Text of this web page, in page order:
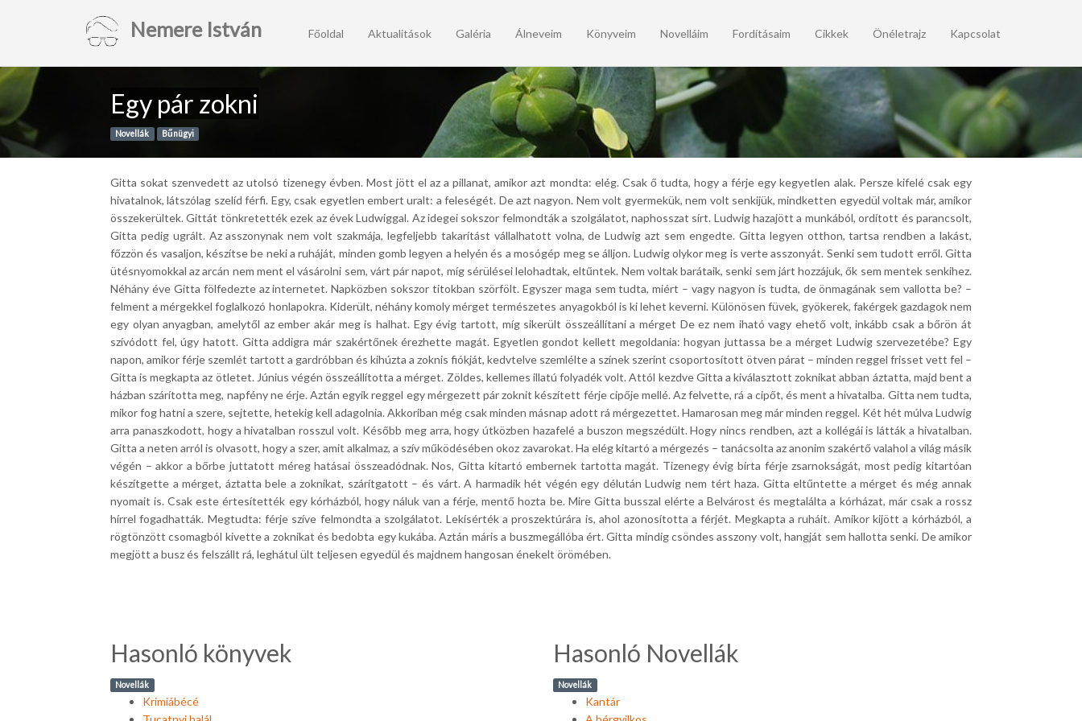
Nemere István Főoldal Aktualitások Galéria Álneveim Könyveim Novelláim Fordításaim Cikkek Önéletrajz Kapcsolat
Egy pár zokni
Novellák Bűnügyi
Gitta sokat szenvedett az utolsó tizenegy évben. Most jött el az a pillanat, amikor azt mondta: elég. Csak ő tudta, hogy a férje egy kegyetlen alak. Persze kifelé csak egy
hivatalnok, látszólag szelíd férfi. Egy, csak egyetlen embert uralt: a feleségét. De azt nagyon. Nem volt gyermekük, nem volt senkijük, mindketten egyedül voltak már, amikor
összekerültek. Gittát tönkretették ezek az évek Ludwiggal. Az idegei sokszor felmondták a szolgálatot, naphosszat sírt. Ludwig hazajött a munkából, ordított és parancsolt,
Gitta pedig ugrált. Az asszonynak nem volt szakmája, legfeljebb takarítást vállalhatott volna, de Ludwig azt sem engedte. Gitta legyen otthon, tartsa rendben a lakást,
főzzön és vasaljon, készítse be neki a ruháját, minden gomb legyen a helyén és a mosógép meg se álljon. Ludwig olykor meg is verte asszonyát. Senki sem tudott erről. Gitta
ütésnyomokkal az arcán nem ment el vásárolni sem, várt pár napot, míg sérülései lelohadtak, eltűntek. Nem voltak barátaik, senki sem járt hozzájuk, ők sem mentek senkihez.
Néhány éve Gitta fölfedezte az internetet. Napközben sokszor titokban szörfölt. Egyszer maga sem tudta, miért – vagy nagyon is tudta, de önmagának sem vallotta be? –
felment a mérgekkel foglalkozó honlapokra. Kiderült, néhány komoly mérget természetes anyagokból is ki lehet keverni. Különösen füvek, gyökerek, fakérgek gazdagok nem
egy olyan anyagban, amelytől az ember akár meg is halhat. Egy évig tartott, míg sikerült összeállítani a mérget De ez nem iható vagy ehető volt, inkább csak a bőrön át
szívódott fel, úgy hatott. Gitta addigra már szakértőnek érezhette magát. Egyetlen gondot kellett megoldania: hogyan juttassa be a mérget Ludwig szervezetébe? Egy
napon, amikor férje szemlét tartott a gardróbban és kihúzta a zoknis fiókját, kedvtelve szemlélte a színek szerint csoportosított ötven párat – minden reggel frisset vett fel –
Gitta is megkapta az ötletet. Június végén összeállította a mérget. Zöldes, kellemes illatú folyadék volt. Attól kezdve Gitta a kiválasztott zoknikat abban áztatta, majd bent a
házban szárította meg, napfény ne érje. Aztán egyik reggel egy mérgezett pár zoknit készített férje cipője mellé. Az felvette, rá a cipőt, és ment a hivatalba. Gitta nem tudta,
mikor fog hatni a szere, sejtette, hetekig kell adagolnia. Akkoriban még csak minden másnap adott rá mérgezettet. Hamarosan meg már minden reggel. Két hét múlva Ludwig
arra panaszkodott, hogy a hivatalban rosszul volt. Később meg arra, hogy útközben hazafelé a buszon megszédült. Hogy nincs rendben, azt a kollégái is látták a hivatalban.
Gitta a neten arról is olvasott, hogy a szer, amit alkalmaz, a szív működésében okoz zavarokat. Ha elég kitartó a mérgezés – tanácsolta az anonim szakértő valahol a világ másik
végén – akkor a bőrbe juttatott méreg hatásai összeadódnak. Nos, Gitta kitartó embernek tartotta magát. Tizenegy évig bírta férje zsarnokságát, most pedig kitartóan
készítgette a mérget, áztatta bele a zoknikat, szárítgatott – és várt. A harmadik hét végén egy délután Ludwig nem tért haza. Gitta eltűntette a mérget és még annak
nyomait is. Csak este értesítették egy kórházból, hogy náluk van a férje, mentő hozta be. Mire Gitta busszal elérte a Belvárost és megtalálta a kórházat, már csak a rossz
hírrel fogadhatták. Megtudta: férje szíve felmondta a szolgálatot. Lekísérték a proszektúrára is, ahol azonosította a férjét. Megkapta a ruháit. Amikor kijött a kórházból, a
rögtönzött csomagból kivette a zoknikat és bedobta egy kukába. Aztán máris a buszmegállóba ért. Gitta mindig csöndes asszony volt, hangját sem hallotta senki. De amikor
megjött a busz és felszállt rá, leghátul ült teljesen egyedül és majdnem hangosan énekelt örömében.
Hasonló könyvek
Novellák
Krimiábécé
Hasonló Novellák
Novellák
Kantár